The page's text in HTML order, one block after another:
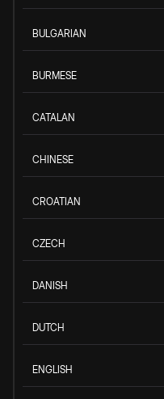
BULGARIAN
BURMESE
CATALAN
CHINESE
CROATIAN
CZECH
DANISH
DUTCH
ENGLISH